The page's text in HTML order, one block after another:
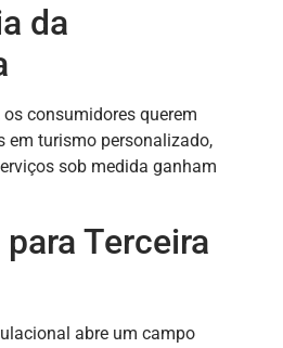
da
consumidores querem
em turismo personalizado,
sob medida ganham
Terceira
abre um campo